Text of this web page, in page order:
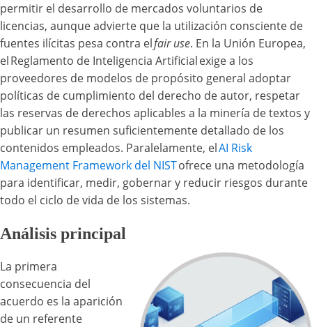
permitir el desarrollo de mercados voluntarios de
licencias, aunque advierte que la utilización consciente de
fuentes ilícitas pesa contra elfair use. En la Unión Europea,
el Reglamento de Inteligencia Artificial exige a los
proveedores de modelos de propósito general adoptar
políticas de cumplimiento del derecho de autor, respetar
las reservas de derechos aplicables a la minería de textos y
publicar un resumen suficientemente detallado de los
contenidos empleados. Paralelamente, elAI Risk
Management Framework del NISTofrece una metodología
para identificar, medir, gobernar y reducir riesgos durante
todo el ciclo de vida de los sistemas.
Análisis principal
La primera
consecuencia del
acuerdo es la aparición
de un referente